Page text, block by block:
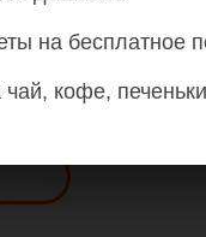
в
на бесплатное
чай, кофе,